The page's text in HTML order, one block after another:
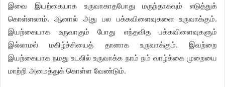
இவை இயற்கையாக உருவாகாதபோது மருந்தாகவும் எடுத்துக்
கொள்ளலாம். ஆனால் அது பல பக்கவிளைவுகளை உருவாக்கும்.
இயற்கையாக உருவாகும் போது எந்தவித பக்கவிளைவுகளும்
இல்லாமல் மகிழ்ச்சியைத் தானாக உருவாக்கும். இவற்றை
இயற்கையாக நமது உடலில் உருவாக்க நாம் நம் வாழ்க்கை முறையை
மாற்றி அமைத்துக் கொள்ள வேண்டும்.